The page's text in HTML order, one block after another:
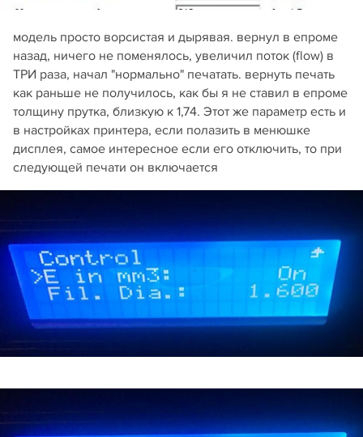
модель просто ворсистая и дырявая. вернул в епроме
назад, ничего не поменялось, увеличил поток (flow) в
ТРИ раза, начал "нормально" печатать. вернуть печать
как раньше не получилось, как бы я не ставил в епроме
толщину прутка, близкую к 1,74. Этот же параметр есть и
в настройках принтера, если полазить в менюшке
дисплея, самое интересное если его отключить, то при
следующей печати он включается